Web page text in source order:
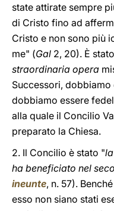
state attirate sempre
di Cristo fino ad
Cristo e non sono più
me" (Gal 2, 20). È
straordinaria opera
Successori,
dobbiamo essere
alla quale il Concilio
preparato la Chiesa.
2. Il Concilio è stato "
ha beneficiato nel
ineunte, n. 57).
esso non siano stati